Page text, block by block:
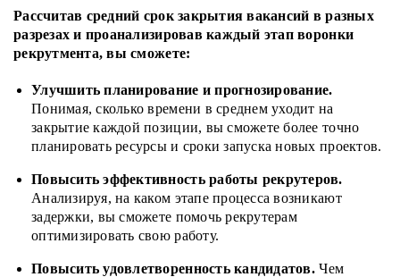
Рассчитав средний срок закрытия вакансий в разных
разрезах и проанализировав каждый этап воронки
рекрутмента, вы сможете:
Улучшить планирование и прогнозирование.
Понимая, сколько времени в среднем уходит на
закрытие каждой позиции, вы сможете более точно
планировать ресурсы и сроки запуска новых проектов.
Повысить эффективность работы рекрутеров.
Анализируя, на каком этапе процесса возникают
задержки, вы сможете помочь рекрутерам
оптимизировать свою работу.
Повысить удовлетворенность кандидатов.Чем